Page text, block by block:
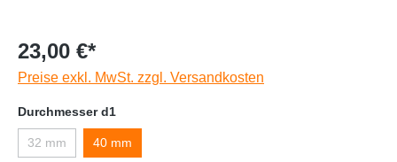
23,00 €*
Preise exkl. MwSt. zzgl. Versandkosten
Durchmesser d1
32 mm 40 mm